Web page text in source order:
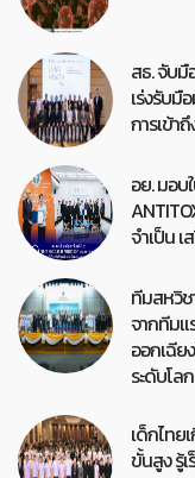
สธ. จับ
เร่งรับมื
การเข้า
อย. มอบ
จำเป็น
ทีมสหวิช
จากทีมแ
ออกเฉีย
ระดับโลก
เด็กไทย
ขั้นสูง รู้